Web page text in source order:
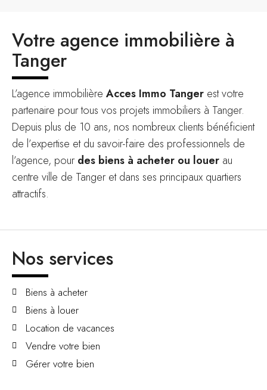
Votre agence immobilière à
Tanger
L’agence immobilière Acces Immo Tanger est votre
partenaire pour tous vos projets immobiliers à Tanger.
Depuis plus de 10 ans, nos nombreux clients bénéficient
de l’expertise et du savoir-faire des professionnels de
l’agence, pour des biens à acheter ou louer au
centre ville de Tanger et dans ses principaux quartiers
attractifs.
Nos services
Biens à acheter
Biens à louer
Location de vacances
Vendre votre bien
Gérer votre bien